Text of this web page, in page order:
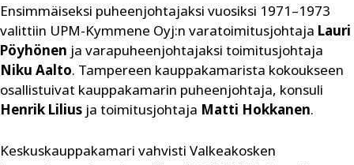
Ensimmäiseksi puheenjohtajaksi vuosiksi 1971–1973
valittiin UPM-Kymmene Oyj:n varatoimitusjohtaja Lauri
Pöyhönen ja varapuheenjohtajaksi toimitusjohtaja
Niku Aalto. Tampereen kauppakamarista kokoukseen
osallistuivat kauppakamarin puheenjohtaja, konsuli
Henrik Lilius ja toimitusjohtaja Matti Hokkanen.
Keskuskauppakamari vahvisti Valkea­kosken